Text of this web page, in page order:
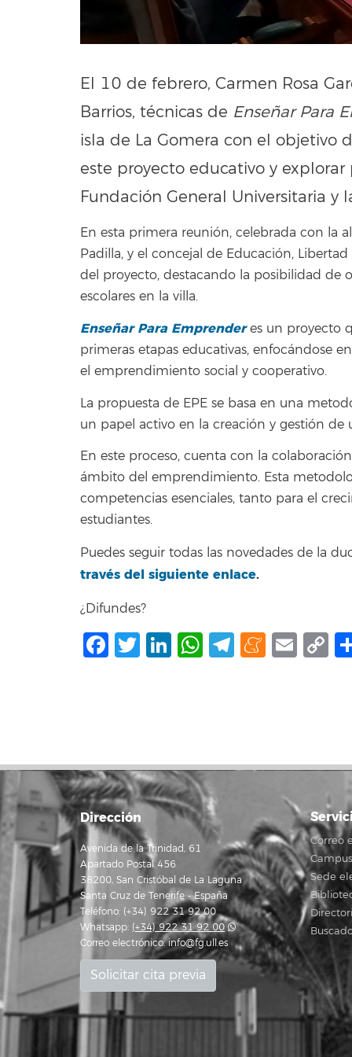
El 10 de febrero, Carmen Rosa
Barrios, técnicas de Enseñar Para
isla de La Gomera con el objetivo
este proyecto educativo y
Fundación General Universitaria y
En esta primera reunión, celebrada con la
Padilla, y el concejal de Educación,
del proyecto, destacando la posibilidad de
escolares en la villa.
Enseñar Para Emprenderes un proyecto
primeras etapas educativas, enfocándose
el emprendimiento social y cooperativo.
La propuesta de EPE se basa en una
un papel activo en la creación y gestión de
En este proceso, cuenta con la
ámbito del emprendimiento. Esta
competencias esenciales, tanto para el
estudiantes.
Puedes seguir todas las novedades de la
través del siguiente enlace.
¿Difundes?
Facebook
Twitter
LinkedIn
WhatsApp
Telegram
Dirección
Avenida de la Trinidad, 61
Apartado Postal 456
38200, San Cristóbal de La Laguna
Santa Cruz de Tenerife - España
Teléfono: (+34) 922 31 92 00
Whatsapp: (+34) 922 31 92 00
Correo electrónico:info@fg.ull.es
Solicitar cita previa
Correo
Sede